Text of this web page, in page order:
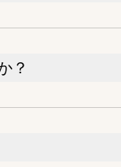
？